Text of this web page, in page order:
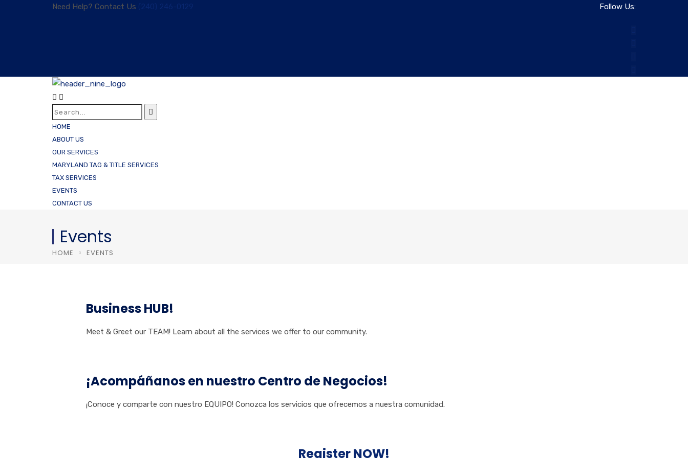
Need Help? Contact Us (240) 246-0129 Follow Us:
HOME
ABOUT US
OUR SERVICES
MARYLAND TAG & TITLE SERVICES
TAX SERVICES
EVENTS
CONTACT US
Events
HOME EVENTS
Business HUB!
Meet & Greet our TEAM! Learn about all the services we offer to our community.
¡Acompáñanos en nuestro Centro de Negocios!
¡Conoce y comparte con nuestro EQUIPO! Conozca los servicios que ofrecemos a nuestra comunidad.
Register NOW!